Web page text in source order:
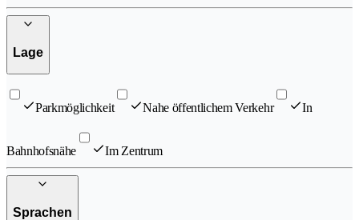
Lage
Parkmöglichkeit Nahe öffentlichem Verkehr In
Bahnhofsnähe Im Zentrum
Sprachen